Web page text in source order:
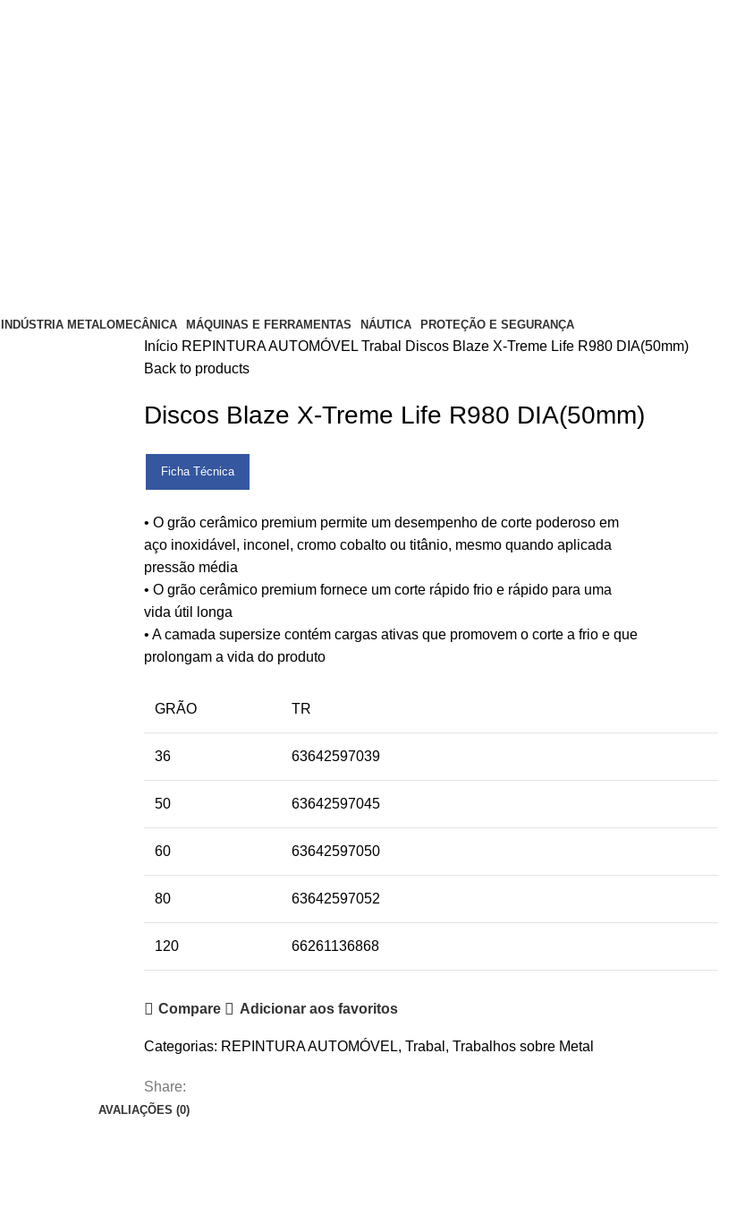
INDÚSTRIA METALOMECÂNICA MÁQUINAS E FERRAMENTAS NÁUTICA PROTEÇÃO E SEGURANÇA
Início REPINTURA AUTOMÓVEL Trabal
Discos Blaze X-Treme Life R980 DIA(50mm)
Back to products
Discos Blaze X-Treme Life R980 DIA(50mm)
Ficha Técnica
• O grão cerâmico premium permite um desempenho de corte poderoso em
aço inoxidável, inconel, cromo cobalto ou titânio, mesmo quando aplicada
pressão média
• O grão cerâmico premium fornece um corte rápido frio e rápido para uma
vida útil longa
• A camada supersize contém cargas ativas que promovem o corte a frio e que
prolongam a vida do produto
GRÃO TR
36 63642597039
50 63642597045
60 63642597050
80 63642597052
120 66261136868
Compare Adicionar aos favoritos
Categorias: REPINTURA AUTOMÓVEL, Trabal , Trabalhos sobre Metal
Share:
AVALIAÇÕES (0)